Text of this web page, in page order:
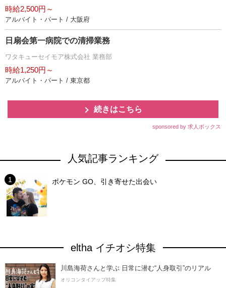
時給2,500円～
アルバイト・パート / 大阪府
日扇会第一病院での清掃業務
ワタキューセイモア株式会社 業務部
時給1,250円～
アルバイト・パート / 東京都
続きはこちら
sponsored by 求人ボックス
人気記事ランキング
ポケモン GO、引き寄せた出会い
eltha イチオシ特集
川島海荷さんと学ぶ 日常に潜む“人身取引”のリアル
オリコンタイアップ特集